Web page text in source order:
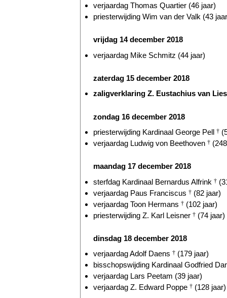
verjaardag Thomas Quartier (46 jaar)
priesterwijding Wim van der Valk (43
vrijdag 14 december 2018
verjaardag Mike Schmitz (44 jaar)
zaterdag 15 december 2018
zaligverklaring Z. Eustachius van
zondag 16 december 2018
priesterwijding Kardinaal George Pell †
verjaardag Ludwig von Beethoven †
maandag 17 december 2018
sterfdag Kardinaal Bernardus Alfrink †
verjaardag Paus Franciscus † (82 jaar)
verjaardag Toon Hermans † (102 jaar)
priesterwijding Z. Karl Leisner † (74 jaar)
dinsdag 18 december 2018
verjaardag Adolf Daens † (179 jaar)
bisschopswijding Kardinaal Godfried
verjaardag Lars Peetam (39 jaar)
verjaardag Z. Edward Poppe † (128 jaar)